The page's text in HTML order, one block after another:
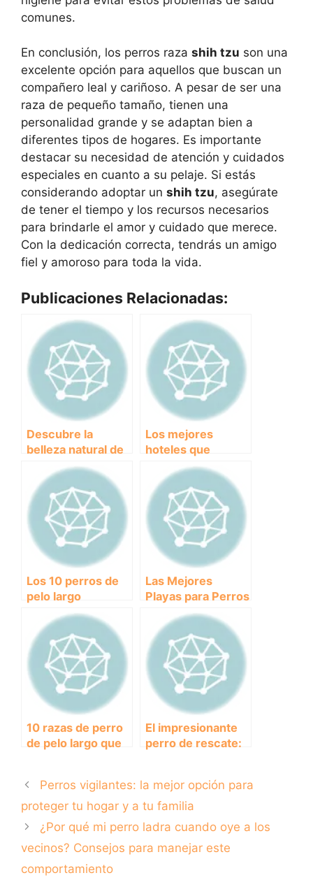
comunes.
En conclusión, los perros raza shih tzu son una
excelente opción para aquellos que buscan un
compañero leal y cariñoso. A pesar de ser una
raza de pequeño tamaño, tienen una
personalidad grande y se adaptan bien a
diferentes tipos de hogares. Es importante
destacar su necesidad de atención y cuidados
especiales en cuanto a su pelaje. Si estás
considerando adoptar un shih tzu, asegúrate
de tener el tiempo y los recursos necesarios
para brindarle el amor y cuidado que merece.
Con la dedicación correcta, tendrás un amigo
fiel y amoroso para toda la vida.
Publicaciones Relacionadas:
Descubre la
belleza natural de
la Playa de las
Covaticas: un
paraíso costero en
España
Los mejores
hoteles que
aceptan perros:
disfruta de tus
vacaciones con tu
mejor amigo
peludo
Los 10 perros de
pelo largo
pequeños más
adorables que
debes conocer
Las Mejores
Playas para Perros
en Denia: Disfruta
el Verano con tu
Mascota
10 razas de perro
de pelo largo que
El impresionante
perro de rescate:
salvar vidas
Perros vigilantes: la mejor opción para
proteger tu hogar y a tu familia
¿Por qué mi perro ladra cuando oye a los
vecinos? Consejos para manejar este
comportamiento